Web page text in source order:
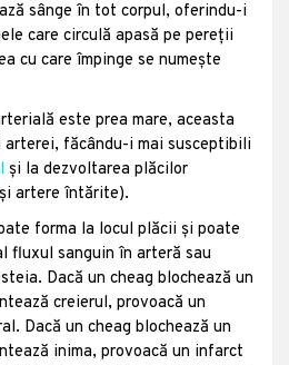
sânge în tot corpul, oferindu-i
care circulă apasă pe pereții
cu care împinge se numește
este prea mare, aceasta
făcându-i mai susceptibili
și la dezvoltarea plăcilor
artere întărite).
forma la locul plăcii și poate
fluxul sanguin în arteră sau
Dacă un cheag blochează un
creierul, provoacă un
Dacă un cheag blochează un
inima, provoacă un infarct